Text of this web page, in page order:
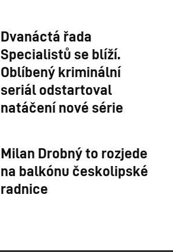
Dvanáctá řada
Specialistů se blíží.
Oblíbený kriminální
seriál odstartoval
natáčení nové série
Milan Drobný to rozjede
na balkónu českolipské
radnice